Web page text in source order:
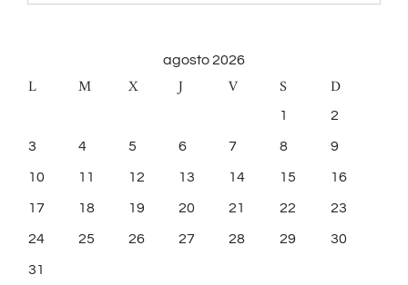
agosto 2026
L M X J V S D
1 2
3 4 5 6 7 8 9
10 11 12 13 14 15 16
17 18 19 20 21 22 23
24 25 26 27 28 29 30
31